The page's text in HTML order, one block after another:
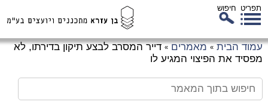
תפריט חיפוש
עמוד הבית » מאמרים » דייר המסרב לבצע תיקון בדירתו, לא
מפסיד את הפיצוי המגיע לו